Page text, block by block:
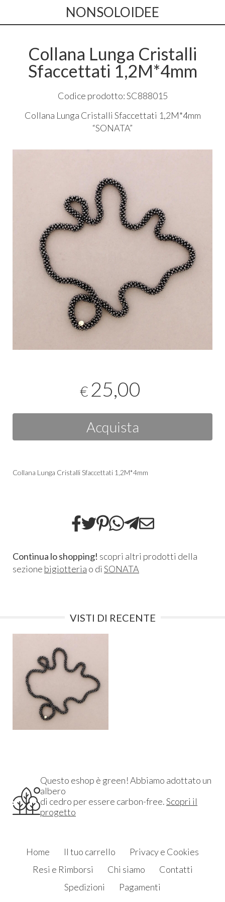
NONSOLOIDEE
Collana Lunga Cristalli
Sfaccettati 1,2M*4mm
Codice prodotto: SC888015
Collana Lunga Cristalli Sfaccettati 1,2M*4mm
“SONATA”
€ 25,00
Acquista
Collana Lunga Cristalli Sfaccettati 1,2M*4mm
Continua lo shopping! scopri altri prodotti della
sezione bigiotteria o di SONATA
VISTI DI RECENTE
Questo eshop è green! Abbiamo adottato un
albero
di cedro per essere carbon-free.Scopri il
progetto
Home Il tuo carrello
Privacy e Cookies
Resi e Rimborsi
Chi siamo
Contatti
Spedizioni
Pagamenti